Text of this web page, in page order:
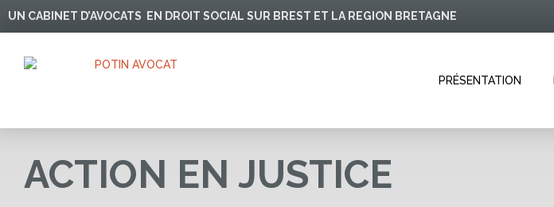
AllerUN CABINET D’AVOCATS EN DROIT SOCIAL SUR BREST ET LA REGION BRETAGNE
PRÉSENTATION
ACTION EN JUSTICE